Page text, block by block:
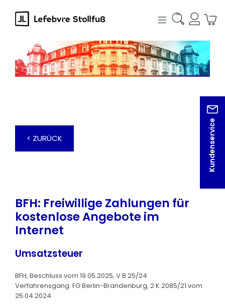
springen
Kundenservice
< ZURÜCK
BFH: Freiwillige Zahlungen für
kostenlose Angebote im
Internet
Umsatzsteuer
BFH, Beschluss vom 19.05.2025, V B 25/24
Verfahrensgang: FG Berlin-Brandenburg, 2 K 2085/21 vom
25.04.2024